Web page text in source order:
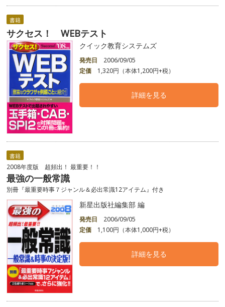
書籍
サクセス！ WEBテスト
クイック教育システムズ
発売日
2006/09/05
定価
1,320円（本体1,200円+税）
詳細を見る
書籍
2008年度版 超頻出！ 最重要！！
最強の一般常識
別冊『最重要時事７ジャンル＆必出常識12アイテム』付き
新星出版社編集部 編
発売日
2006/09/05
定価
1,100円（本体1,000円+税）
詳細を見る